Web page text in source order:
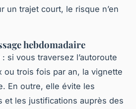
un trajet court, le risque n’en
hebdomadaire
si vous traversez l’autoroute
ou trois fois par an, la vignette
En outre, elle évite les
et les justifications auprès des